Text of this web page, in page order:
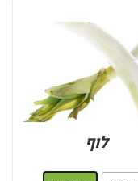
לוף